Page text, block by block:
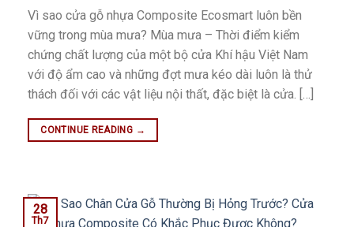
Vì sao cửa gỗ nhựa Composite Ecosmart luôn bền
vững trong mùa mưa? Mùa mưa – Thời điểm kiểm
chứng chất lượng của một bộ cửa Khí hậu Việt Nam
với độ ẩm cao và những đợt mưa kéo dài luôn là thử
thách đối với các vật liệu nội thất, đặc biệt là cửa. […]
CONTINUE READING →
28
Th7